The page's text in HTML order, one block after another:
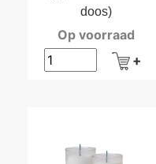
doos)
Op voorraad